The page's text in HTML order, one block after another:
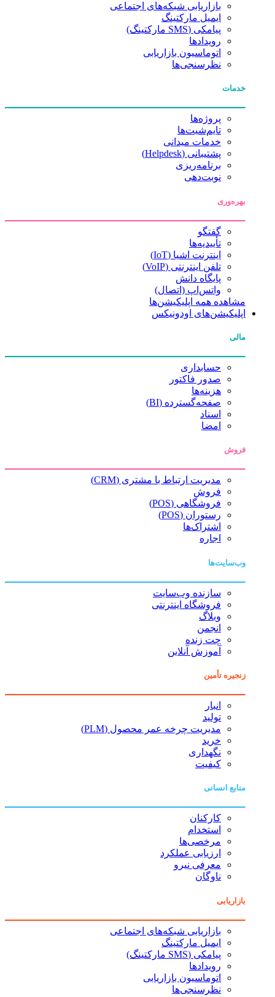
بازاریابی شبکه‌های اجتماعی
ایمیل مارکتینگ
پیامکی (SMS مارکتینگ)
رویدادها
اتوماسیون بازاریابی
نظرسنجی‌ها
خدمات
پروژه‌ها
تایم‌شیت‌ها
خدمات میدانی
پشتیبانی (Helpdesk)
برنامه‌ریزی
نوبت‌دهی
بهره‌وری
گفتگو
تأییدیه‌ها
اینترنت اشیا (IoT)
تلفن اینترنتی (VoIP)
پایگاه دانش
واتس‌اپ (اتصال)
مشاهده همه اپلیکیشن‌ها
اپلیکیشن‌های اودونیکس
مالی
حسابداری
صدور فاکتور
هزینه‌ها
صفحه‌گسترده (BI)
اسناد
امضا
فروش
مدیریت ارتباط با مشتری (CRM)
فروش
فروشگاهی (POS)
رستوران (POS)
اشتراک‌ها
اجاره
وب‌سایت‌ها
سازنده وب‌سایت
فروشگاه اینترنتی
وبلاگ
انجمن
چت زنده
آموزش آنلاین
زنجیره تأمین
انبار
تولید
مدیریت چرخه عمر محصول (PLM)
خرید
نگهداری
کیفیت
منابع انسانی
کارکنان
استخدام
مرخصی‌ها
ارزیابی عملکرد
معرفی نیرو
ناوگان
بازاریابی
بازاریابی شبکه‌های اجتماعی
ایمیل مارکتینگ
پیامکی (SMS مارکتینگ)
رویدادها
اتوماسیون بازاریابی
نظرسنجی‌ها